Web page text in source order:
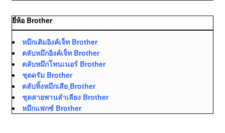
ยี่ห้อ Brother
หมึกเติมอิงค์เจ็ท Brother
ตลับหมึกอิงค์เจ็ท Brother
ตลับหมึกโทนเนอร์ Brother
ชุดดรัม Brother
ตลับทิ้งหมึกเสีย ฺBrother
ชุดสายพานลำเลียง Brother
หมึกแฟกซ์ Brother